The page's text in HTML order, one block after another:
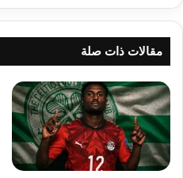
مقالات ذات صلة